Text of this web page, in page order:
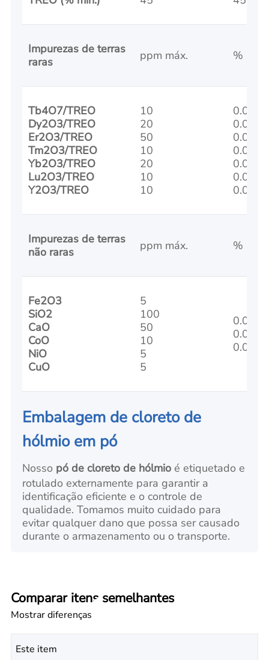
Impurezas de terras
raras
ppm máx. % máx.
Tb4O7/TREO
Dy2O3/TREO
Er2O3/TREO
Tm2O3/TREO
Yb2O3/TREO
Lu2O3/TREO
Y2O3/TREO
10
20
50
10
20
10
10
0.01
0.03
0.05
0.005
0.005
0.005
0.01
Impurezas de terras
não raras
ppm máx. % máx.
Fe2O3
SiO2
CaO
CoO
NiO
CuO
5
100
50
10
5
5
0.001
0.005
0.005
Embalagem de cloreto de
hólmio em pó
Nosso pó de cloreto de hólmio é etiquetado e
rotulado externamente para garantir a
identificação eficiente e o controle de
qualidade. Tomamos muito cuidado para
evitar qualquer dano que possa ser causado
durante o armazenamento ou o transporte.
Comparar itens semelhantes
Mostrar diferenças
Este item